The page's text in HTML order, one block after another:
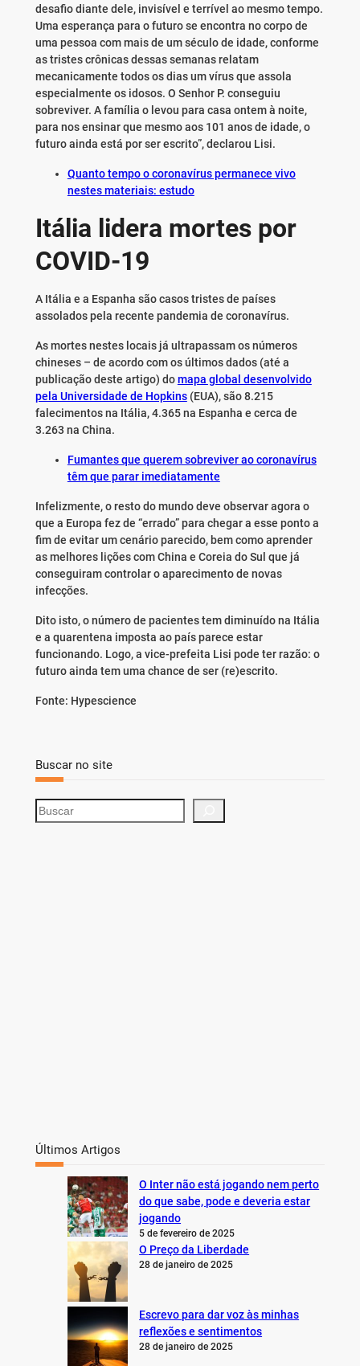
desafio diante dele, invisível e terrível ao mesmo tempo.
Uma esperança para o futuro se encontra no corpo de
uma pessoa com mais de um século de idade, conforme
as tristes crônicas dessas semanas relatam
mecanicamente todos os dias um vírus que assola
especialmente os idosos. O Senhor P. conseguiu
sobreviver. A família o levou para casa ontem à noite,
para nos ensinar que mesmo aos 101 anos de idade, o
futuro ainda está por ser escrito”, declarou Lisi.
Quanto tempo o coronavírus permanece vivo
nestes materiais: estudo
Itália lidera mortes por
COVID-19
A Itália e a Espanha são casos tristes de países
assolados pela recente pandemia de coronavírus.
As mortes nestes locais já ultrapassam os números
chineses – de acordo com os últimos dados (até a
publicação deste artigo) domapa global desenvolvido
pela Universidade de Hopkins(EUA), são 8.215
falecimentos na Itália, 4.365 na Espanha e cerca de
3.263 na China.
Fumantes que querem sobreviver ao coronavírus
têm que parar imediatamente
Infelizmente, o resto do mundo deve observar agora o
que a Europa fez de “errado” para chegar a esse ponto a
fim de evitar um cenário parecido, bem como aprender
as melhores lições com China e Coreia do Sul que já
conseguiram controlar o aparecimento de novas
infecções.
Dito isto, o número de pacientes tem diminuído na Itália
e a quarentena imposta ao país parece estar
funcionando. Logo, a vice-prefeita Lisi pode ter razão: o
futuro ainda tem uma chance de ser (re)escrito.
Fonte: Hypescience
Buscar no site
S
e
Últimos Artigos
O Inter não está jogando nem perto
do que sabe, pode e deveria estar
jogando
5 de fevereiro de 2025
O Preço da Liberdade
28 de janeiro de 2025
Escrevo para dar voz às minhas
reflexões e sentimentos
28 de janeiro de 2025